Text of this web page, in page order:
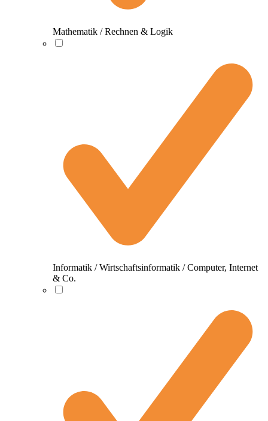
Mathematik / Rechnen & Logik
Informatik / Wirtschaftsinformatik / Computer, Internet
& Co.